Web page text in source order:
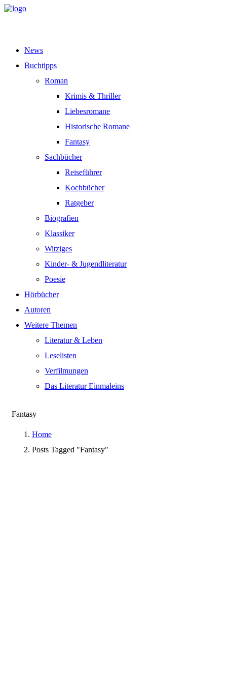
News
Buchtipps
Roman
Krimis & Thriller
Liebesromane
Historische Romane
Fantasy
Sachbücher
Reiseführer
Kochbücher
Ratgeber
Biografien
Klassiker
Witziges
Kinder- & Jugendliteratur
Poesie
Hörbücher
Autoren
Weitere Themen
Literatur & Leben
Leselisten
Verfilmungen
Das Literatur Einmaleins
Fantasy
Home
Posts Tagged "Fantasy"